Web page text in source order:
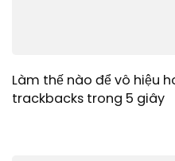
Làm thế nào để vô hiệu
trackbacks trong 5 giây